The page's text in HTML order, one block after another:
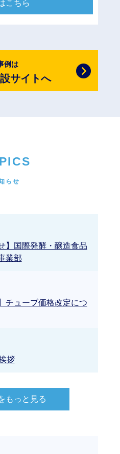
こちら
例は
サイトへ
らせ
】国際発酵・醸造食品
業部
チューブ価格改定につ
拶
もっと見る